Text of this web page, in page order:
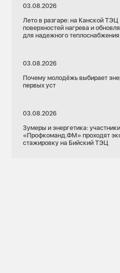
03.08.2026
Лето в разгаре: на Канской
поверхностей нагрева и
для надежного
03.08.2026
Почему молодёжь выбирает
первых уст
03.08.2026
Зумеры и энергетика: участники
«Профкоманд.ФМ» проходят
стажировку на Бийский ТЭЦ